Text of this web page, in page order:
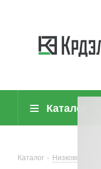
Каталог
Каталог -